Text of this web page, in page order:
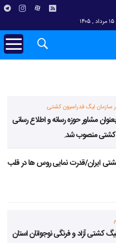
سازمان لیگ فدراسیون کشتی
مشاور حوزه رسانه و اطلاع رسانی
کشتی منصوب شد.
ایران/قدرت نمایی روس ها در قلب
کشتی آزاد و فرنگی نوجوانان استان